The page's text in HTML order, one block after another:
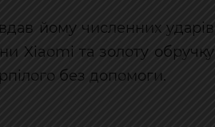
йому численних ударів
Xiaomi та золоту обручку
без допомоги.